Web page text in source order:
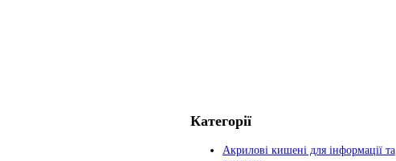
Категорії
Акрилові кишені для інформації та